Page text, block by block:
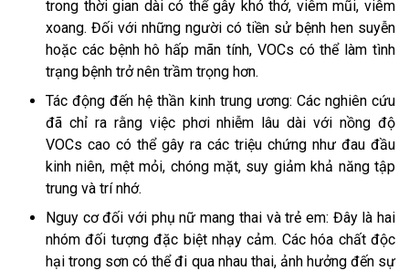
trong thời gian dài có thể gây khó thở, viêm mũi, viêm
xoang. Đối với những người có tiền sử bệnh hen suyễn
hoặc các bệnh hô hấp mãn tính, VOCs có thể làm tình
trạng bệnh trở nên trầm trọng hơn.
Tác động đến hệ thần kinh trung ương: Các nghiên cứu
đã chỉ ra rằng việc phơi nhiễm lâu dài với nồng độ
VOCs cao có thể gây ra các triệu chứng như đau đầu
kinh niên, mệt mỏi, chóng mặt, suy giảm khả năng tập
trung và trí nhớ.
Nguy cơ đối với phụ nữ mang thai và trẻ em: Đây là hai
nhóm đối tượng đặc biệt nhạy cảm. Các hóa chất độc
hại trong sơn có thể đi qua nhau thai, ảnh hưởng đến sự